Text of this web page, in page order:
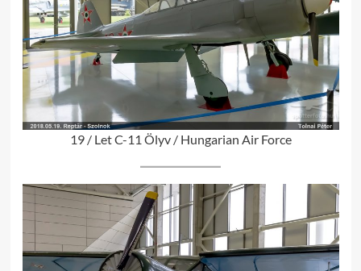
19 / Let C-11 Ölyv / Hungarian Air Force